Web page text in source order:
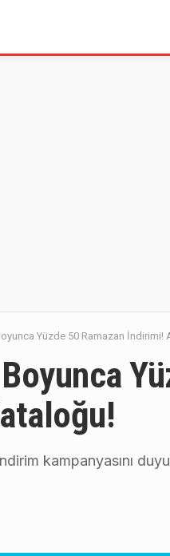
Yüzde 50 Ramazan
Boyunca
kampanyasını